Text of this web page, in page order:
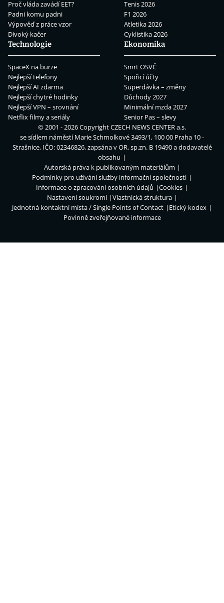
Proč vláda zavádí EET?
Padni komu padni
Výpověď z práce vzor
Divoký kačer
Tenis 2026
F1 2026
Atletika 2026
Cyklistika 2026
Technologie
SpaceX na burze
Nejlepší telefony
Nejlepší AI zdarma
Nejlepší chytré hodinky
Nejlepší VPN – srovnání
Netflix filmy a seriály
Ekonomika
Smrt OSVČ
Spořicí účty
Superdávka – změny
Důchody 2027
Minimální mzda 2027
Senior Pas – slevy
© 2001 - 2026 CopyrightCZECH NEWS CENTER a.s.
se sídlem náměstí Marie Schmolkové 3493/1, 100 00 Praha 10 -
Strašnice, IČO: 02346826, zapsána v OR, sp.zn. B 19490 a dodavatelé
obsahu
Autorská práva k publikovaným materiálům
Podmínky pro užívání služby informační společnosti
Informace o zpracování osobních údajů
Cookies
Nastavení soukromí
Vlastnická struktura
Jednotná kontaktní místa / Single Points of Contact
Etický kodex
Povinně zveřejňované informace